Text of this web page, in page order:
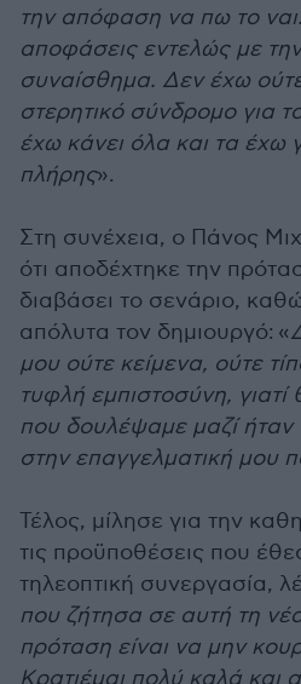
την απόφαση να πω το
αποφάσεις εντελώς με
συναίσθημα. Δεν έχω
στερητικό σύνδρομο για
έχω κάνει όλα και τα έχω
πλήρης».
Στη συνέχεια, ο Πάνος
ότι αποδέχτηκε την
διαβάσει το σενάριο,
απόλυτα τον δημιουργό: «
μου ούτε κείμενα, ούτε
τυφλή εμπιστοσύνη,
που δουλέψαμε μαζί ήταν
στην επαγγελματική μου
Τέλος, μίλησε για την
τις προϋποθέσεις που
τηλεοπτική συνεργασία,
που ζήτησα σε αυτή τη
πρόταση είναι να μην
Κρατιέμαι πολύ καλά και